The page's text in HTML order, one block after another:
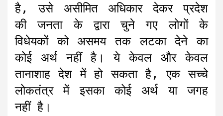
है, उसे असीमित अधिकार देकर प्रदेश
की जनता के द्वारा चुने गए लोगों के
विधेयकों को असमय तक लटका देने का
कोई अर्थ नहीं है। ये केवल और केवल
तानाशाह देश में हो सकता है, एक सच्चे
लोकतंत्र में इसका कोई अर्थ या जगह
नहीं है।